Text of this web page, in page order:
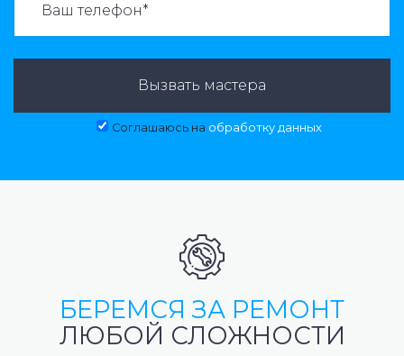
Вызвать мастера
Соглашаюсь на обработку данных
БЕРЕМСЯ ЗА РЕМОНТ
ЛЮБОЙ СЛОЖНОСТИ